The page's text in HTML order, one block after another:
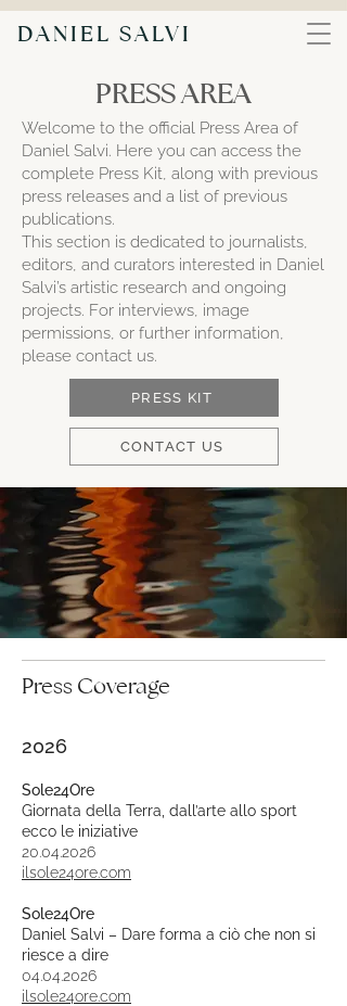
DANIEL SALVI
PRESS AREA
Welcome to the official Press Area of
Daniel Salvi. Here you can access the
complete Press Kit, along with previous
press releases and a list of previous
publications.
This section is dedicated to journalists,
editors, and curators interested in Daniel
Salvi’s artistic research and ongoing
projects. For interviews, image
permissions, or further information,
please contact us.
PRESS KIT
CONTACT US
Press Coverage
2026
Sole24Ore
Giornata della Terra, dall’arte allo sport
ecco le iniziative
20.04.2026
ilsole24ore.com
Sole24Ore
Daniel Salvi – Dare forma a ciò che non si
riesce a dire
04.04.2026
ilsole24ore.com